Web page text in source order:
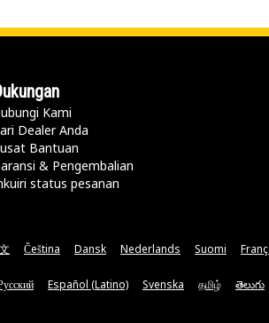
Kami
Dealer Anda
Bantuan
& Pengembalian
status pesanan
Čeština Dansk Nederlands Suomi
Español (Latino) Svenska தமிழ் తెలుగు